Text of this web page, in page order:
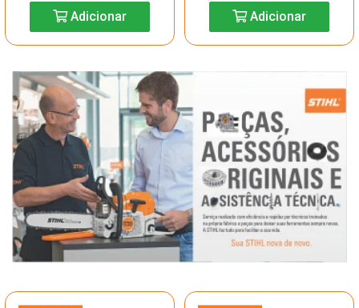
Adicionar Adicionar